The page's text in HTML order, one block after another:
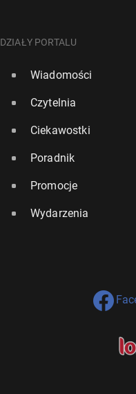
DZIAŁY PORTALU
Wiadomości
Czytelnia
Ciekawostki
Poradnik
Promocje
Wydarzenia